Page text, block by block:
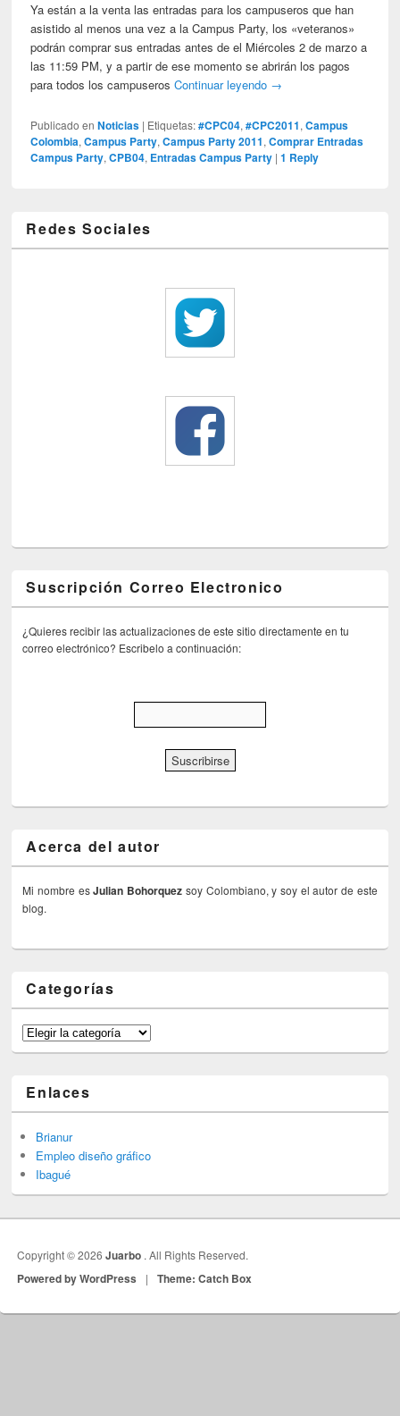
Ya están a la venta las entradas para los campuseros que han
asistido al menos una vez a la Campus Party, los «veteranos»
podrán comprar sus entradas antes de el Miércoles 2 de marzo a
las 11:59 PM, y a partir de ese momento se abrirán los pagos
para todos los campuserosContinuar leyendo →
Publicado en Noticias | Etiquetas: #CPC04,#CPC2011,Campus
Colombia,Campus Party,Campus Party 2011,Comprar Entradas
Campus Party,CPB04, Entradas Campus Party |1 Reply
Redes Sociales
Suscripción Correo Electronico
¿Quieres recibir las actualizaciones de este sitio directamente en tu
correo electrónico? Escribelo a continuación:
Acerca del autor
Mi nombre esJulian Bohorquez soy Colombiano, y soy el autor de este
blog.
Categorías
Categorías
Enlaces
Brianur
Empleo diseño gráfico
Ibagué
Copyright © 2026Juarbo . All Rights Reserved.
Powered by WordPress | Theme: Catch Box